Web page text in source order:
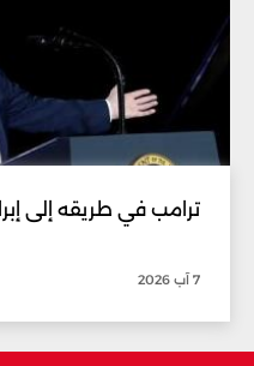
ترامب في طريقه إلى
7 آب 2026